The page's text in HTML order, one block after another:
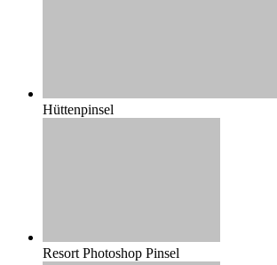
Hüttenpinsel
Resort Photoshop Pinsel